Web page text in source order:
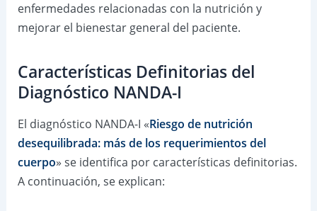
enfermedades relacionadas con la nutrición y
mejorar el bienestar general del paciente.
Características Definitorias del
Diagnóstico NANDA-I
El diagnóstico NANDA-I «Riesgo de nutrición
desequilibrada: más de los requerimientos del
cuerpo» se identifica por características definitorias.
A continuación, se explican: